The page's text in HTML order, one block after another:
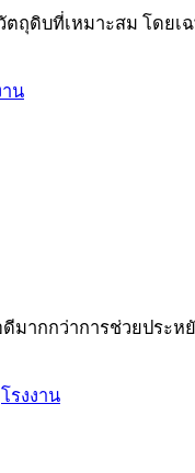
ดิบที่เหมาะสม โดยเ
าน
มากกว่าการช่วยประห
โรงงาน